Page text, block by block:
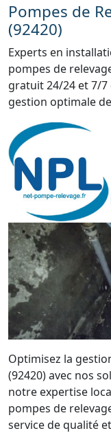
Pompes de
(92420)
Experts en
pompes de
gratuit 24/24 et 7/
gestion optimale
Optimisez la
(92420) avec nos
notre expertise
pompes de
service de qualité